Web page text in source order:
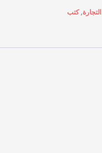
التجارة,كتب